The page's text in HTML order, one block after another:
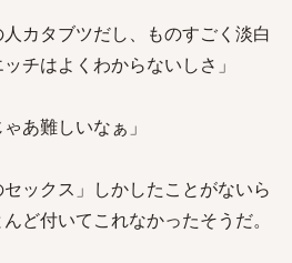
カタブツだし、ものすごく淡白
チはよくわからないしさ」
あ難しいなぁ」
ックス」しかしたことがないら
ど付いてこれなかったそうだ。